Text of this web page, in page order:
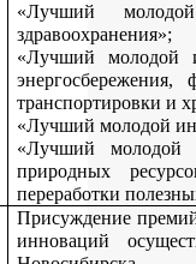
«Лучший
здравоохранения»;
«Лучший молодой
транспортировки и
«Лучший молодой
«Лучший молодой
природных
переработки
Присуждение
инноваций